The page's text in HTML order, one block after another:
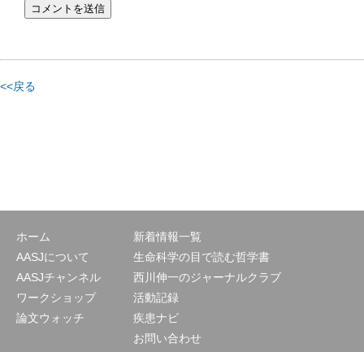
<<戻る
ホーム
AASJについて
AASJチャンネル
ワークショップ
論文ウォッチ
新着情報一覧
生命科学の目で読む哲学書
西川伸一のジャーナルクラブ
活動記録
疾患ナビ
お問い合わせ